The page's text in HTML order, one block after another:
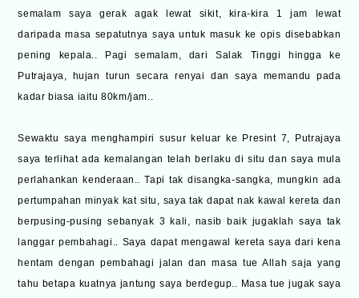
semalam saya gerak agak lewat sikit, kira-kira 1 jam lewat
daripada masa sepatutnya saya untuk masuk ke opis disebabkan
pening kepala.. Pagi semalam, dari Salak Tinggi hingga ke
Putrajaya, hujan turun secara renyai dan saya memandu pada
kadar biasa iaitu 80km/jam..
Sewaktu saya menghampiri susur keluar ke Presint 7, Putrajaya
saya terlihat ada kemalangan telah berlaku di situ dan saya mula
perlahankan kenderaan.. Tapi tak disangka-sangka, mungkin ada
pertumpahan minyak kat situ, saya tak dapat nak kawal kereta dan
berpusing-pusing sebanyak 3 kali, nasib baik jugaklah saya tak
langgar pembahagi.. Saya dapat mengawal kereta saya dari kena
hentam dengan pembahagi jalan dan masa tue Allah saja yang
tahu betapa kuatnya jantung saya berdegup.. Masa tue jugak saya